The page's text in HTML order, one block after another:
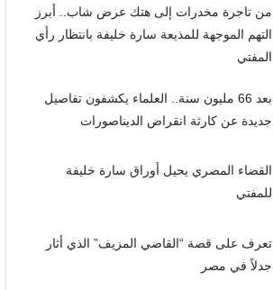
من تاجرة مخدرات إلى هتك عرض شاب.. أبرز
التهم الموجهة للمذيعة سارة خليفة بانتظار رأي
المفتي
بعد 66 مليون سنة.. العلماء يكشفون تفاصيل
جديدة عن كارثة انقراض الديناصورات
القضاء المصري يحيل أوراق سارة خليفة
للمفتي
تعرف على قصة “القاضي المزيف” الذي أثار
جدلاً في مصر